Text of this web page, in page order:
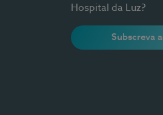
Hospital da Luz?
Subscreva